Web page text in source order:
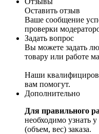
Оставить отзыв
Ваше сообщение
проверки
Задать вопрос
Вы можете задать
товару или работе
Наши
вам помогут.
Дополнительно
Для правильного
необходимо узнать
(объем, вес) заказа.